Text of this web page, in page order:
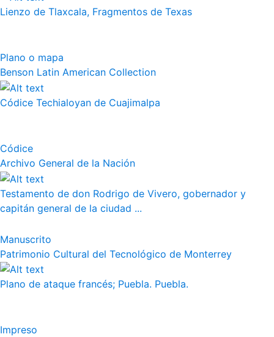
Lienzo de Tlaxcala, Fragmentos de Texas
Plano o mapa
Benson Latin American Collection
Códice Techialoyan de Cuajimalpa
Códice
Archivo General de la Nación
Testamento de don Rodrigo de Vivero, gobernador y
capitán general de la ciudad ...
Manuscrito
Patrimonio Cultural del Tecnológico de Monterrey
Plano de ataque francés; Puebla. Puebla.
Impreso